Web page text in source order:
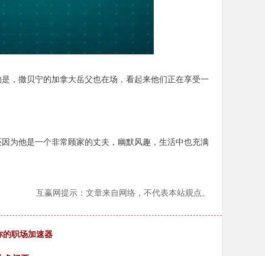
，撒贝宁的加拿大岳父也在场，看起来他们正在享受一
为他是一个非常顾家的丈夫，幽默风趣，生活中也充满
互赢网提示：文章来自网络，不代表本站观点。
职场加速器